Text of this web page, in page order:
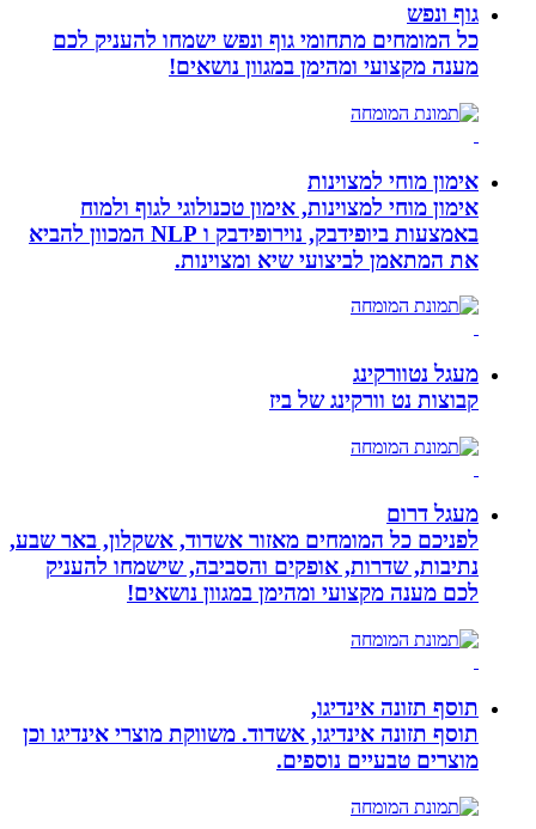
גוף ונפש
כל המומחים מתחומי גוף ונפש ישמחו להעניק לכם
מענה מקצועי ומהימן במגוון נושאים!
אימון מוחי למצוינות
אימון מוחי למצוינות, אימון טכנולוגי לגוף ולמוח
באמצעות ביופידבק, נוירופידבק ו NLP המכוון להביא
את המתאמן לביצועי שיא ומצוינות.
מעגל נטוורקינג
קבוצות נט וורקינג של ביז
מעגל דרום
לפניכם כל המומחים מאזור אשדוד, אשקלון, באר שבע,
נתיבות, שדרות, אופקים והסביבה, שישמחו להעניק
לכם מענה מקצועי ומהימן במגוון נושאים!
תוסף תזונה אינדיגו,
תוסף תזונה אינדיגו, אשדוד. משווקת מוצרי אינדיגו וכן
מוצרים טבעיים נוספים.